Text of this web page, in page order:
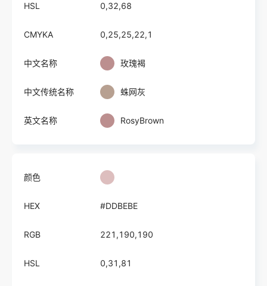
HSL 0,32,68
CMYKA 0,25,25,22,1
中文名称 玫瑰褐
中文传统名称 蛛网灰
英文名称 RosyBrown
颜色
HEX #DDBEBE
RGB 221,190,190
HSL 0,31,81